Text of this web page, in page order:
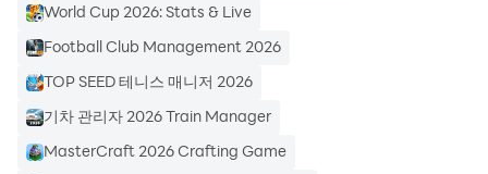
World Cup 2026: Stats & Live
Football Club Management 2026
TOP SEED 테니스 매니저 2026
기차 관리자 2026 Train Manager
MasterCraft 2026 Crafting Game